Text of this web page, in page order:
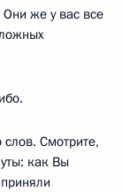
же у вас все
Смотрите,
как Вы